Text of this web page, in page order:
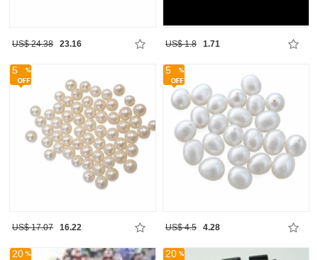
US$ 24.38 23.16 US$ 1.8 1.71
5
US$ 17.07 16.22
5
US$ 4.5 4.28
20 20